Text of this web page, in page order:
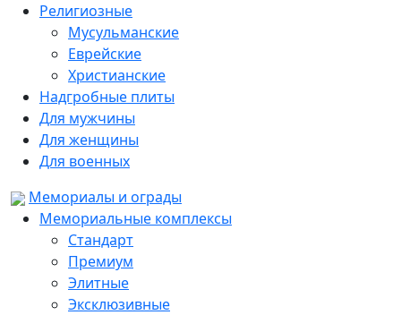
Религиозные
Мусульманские
Еврейские
Христианские
Надгробные плиты
Для мужчины
Для женщины
Для военных
Мемориалы и ограды
Мемориальные комплексы
Стандарт
Премиум
Элитные
Эксклюзивные